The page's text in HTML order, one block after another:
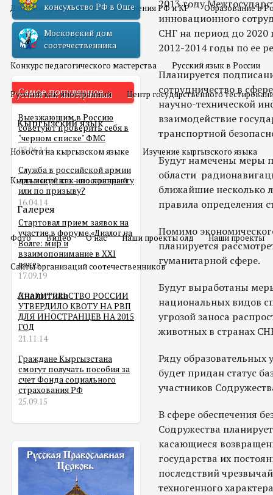
Двойное гражданство Отношения РФ и КР Образование в
Русский язык
Конкурс педагогического мастерства Русский язык в России
Русский как иностранный Центр государственного
Кыргызский язык
Новости на кыргызском языке Изучение кыргызского языка
Кыргызский как иностранный
Галерея
Фото Видео О нас Наши проекты олд Наши проекты
Сайты организаций соотечественников
Аналитика
консульство РФ в Оше
Московский дом
соотечественника
Самое популярное
Выезжающим в Россию
советуют проверить себя в
"черном списке" ФМС
03.06.14
Служба в российской армии
для мигранта – по контракту
или по призыву?
16.04.14
Стартовал прием заявок на
участие в форуме «Диалог на
Волге: мир и
взаимопонимание в XXI
веке»
17.09.19
ПРАВИТЕЛЬСТВО РОССИИ
УТВЕРДИЛО КВОТУ НА РВП
ДЛЯ ИНОСТРАНЦЕВ НА 2015
ГОД
21.11.14
Граждане Кыргызстана
смогут получать пособия за
счет Фонда социального
страхования РФ
25.09.15
2013 году
инновационного
СНГ на период до 2020
2012-2014 годы по ее
Планируется
сотрудничество в
научно-технической
взаимодействие
транспортной
Будут намечены меры
области
ближайшие несколько
правила определения
Помимо
планируется
гуманитарной сфере.
Будут выработаны
национальных видов
угрозой заноса
животных в странах
Ряду образовательных
будет придан статус
участников
В сфере обеспечения
Содружества
касающиеся
государства их
последствий
техногенного